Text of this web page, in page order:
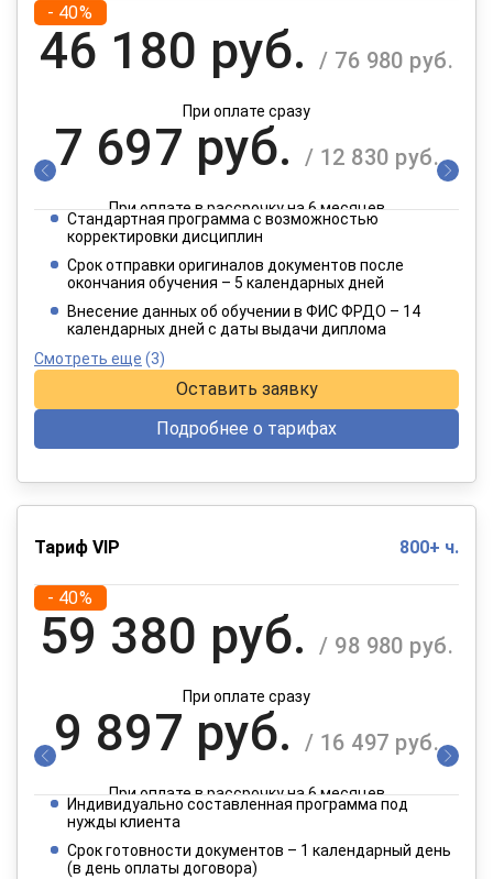
- 40%
46 180 руб. / 76 980 руб.
При оплате сразу
7 697 руб. / 12 830 руб.
При оплате в рассрочку на 6 месяцев
3 849 руб.
При оплате в рассрочку на 12 месяцев
Стандартная программа с возможностью
корректировки дисциплин
Срок отправки оригиналов документов после
окончания обучения – 5 календарных дней
Внесение данных об обучении в ФИС ФРДО – 14
календарных дней с даты выдачи диплома
Смотреть еще (3)
Оставить заявку
Подробнее о тарифах
Тариф VIP 800+ ч.
- 40%
59 380 руб. / 98 980 руб.
При оплате сразу
9 897 руб. / 16 497 руб.
При оплате в рассрочку на 6 месяцев
4 949 руб. / 8 249 руб.
Индивидуально составленная программа под
нужды клиента
Срок готовности документов – 1 календарный день
(в день оплаты договора)